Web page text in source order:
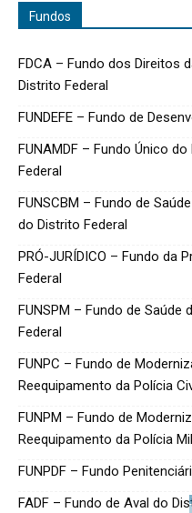
Fundos
FDCA – Fundo dos Direitos
Distrito Federal
FUNDEFE – Fundo de
FUNAMDF – Fundo Único
Federal
FUNSCBM – Fundo de
do Distrito Federal
PRÓ-JURÍDICO – Fundo da
Federal
FUNSPM – Fundo de Saúde
Federal
FUNPC – Fundo de
Reequipamento da Polícia
FUNPM – Fundo de
Reequipamento da Polícia
FUNPDF – Fundo
FADF – Fundo de Aval do